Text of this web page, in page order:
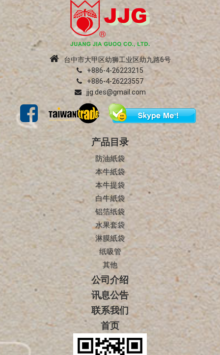
台中市大甲区幼狮工业区幼九路6号
+886-4-26223215
+886-4-26223557
jjg.des@gmail.com
产品目录
防油紙袋
本牛紙袋
本牛提袋
白牛紙袋
铝箔纸袋
水果套袋
淋膜紙袋
纸吸管
其他
公司介绍
讯息公告
联系我们
首页